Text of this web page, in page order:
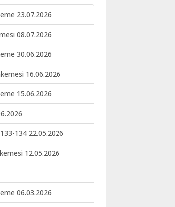
23.07.2026
08.07.2026
30.06.2026
16.06.2026
15.06.2026
134 22.05.2026
12.05.2026
06.03.2026